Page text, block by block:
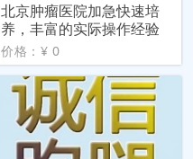
北京肿瘤医院加急快速培
养，丰富的实际操作经验
价格：¥ 0